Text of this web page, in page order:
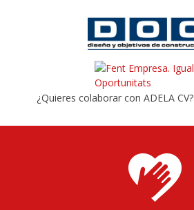
¿Quieres colaborar con ADELA CV?